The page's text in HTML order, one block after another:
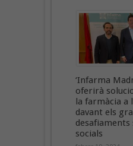
‘Infarma
oferirà
la farmàcia a
davant els
socials